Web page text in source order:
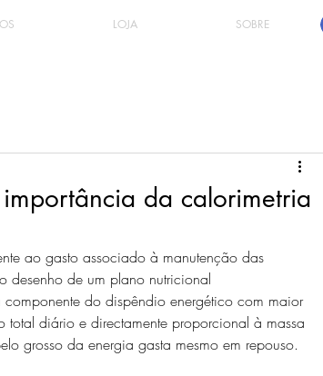
LOJA SOBRE
da calorimetria
ao gasto associado à manutenção das
desenho de um plano nutricional
do dispêndio energético com maior
diário e directamente proporcional à massa
grosso da energia gasta mesmo em repouso.